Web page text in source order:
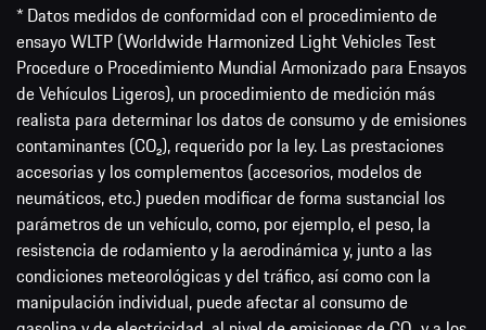
* Datos medidos de conformidad con el procedimiento de
ensayo WLTP (Worldwide Harmonized Light Vehicles Test
Procedure o Procedimiento Mundial Armonizado para Ensayos
de Vehículos Ligeros), un procedimiento de medición más
realista para determinar los datos de consumo y de emisiones
contaminantes (CO₂), requerido por la ley. Las prestaciones
accesorias y los complementos (accesorios, modelos de
neumáticos, etc.) pueden modificar de forma sustancial los
parámetros de un vehículo, como, por ejemplo, el peso, la
resistencia de rodamiento y la aerodinámica y, junto a las
condiciones meteorológicas y del tráfico, así como con la
manipulación individual, puede afectar al consumo de